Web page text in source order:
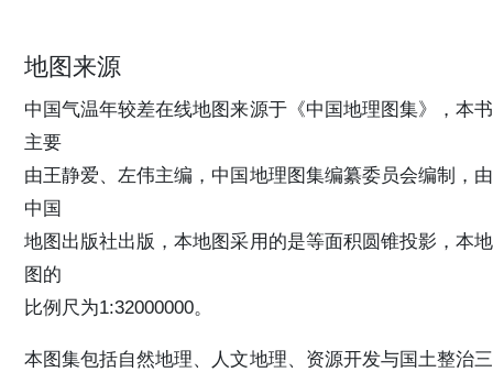
地图来源
中国气温年较差在线地图来源于《中国地理图集》，本书
主要
由王静爱、左伟主编，中国地理图集编纂委员会编制，由
中国
地图出版社出版，本地图采用的是等面积圆锥投影，本地
图的
比例尺为1:32000000。
本图集包括自然地理、人文地理、资源开发与国土整治三